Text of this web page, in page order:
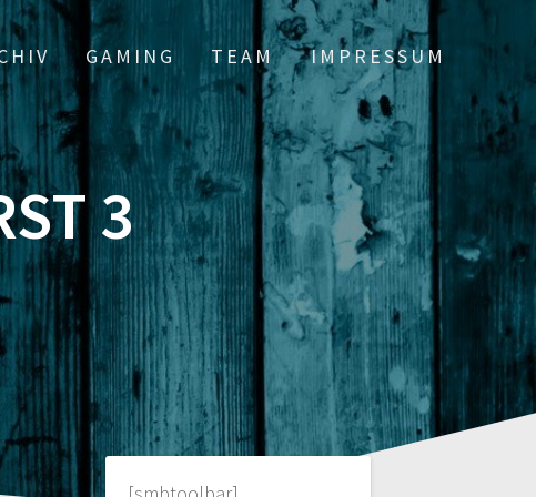
GAMING TEAM IMPRESSUM
3